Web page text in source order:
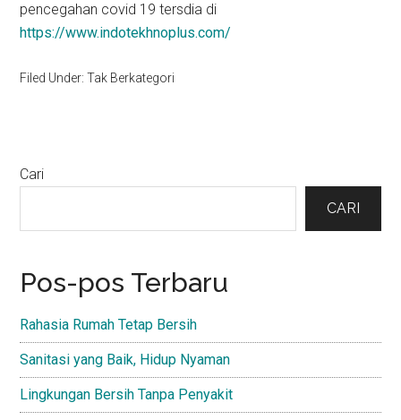
pencegahan covid 19 tersdia di
https://www.indotekhnoplus.com/
Filed Under: Tak Berkategori
Primary
Cari
CARI
Pos-pos Terbaru
Rahasia Rumah Tetap Bersih
Sanitasi yang Baik, Hidup Nyaman
Lingkungan Bersih Tanpa Penyakit